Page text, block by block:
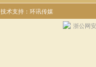
技术支持：环讯传媒
浙公网